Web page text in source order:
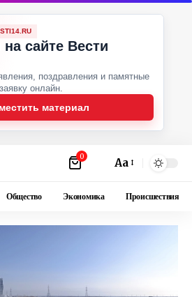
сайте Вести
поздравления и памятные
онлайн.
материал
0 Аа
Общество Экономика Происшествия